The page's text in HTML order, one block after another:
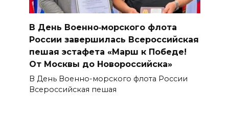
В День Военно‑морского флота
России завершилась Всероссийская
пешая эстафета «Марш к Победе!
От Москвы до Новороссийска»
В День Военно-морского флота России
Всероссийская пешая